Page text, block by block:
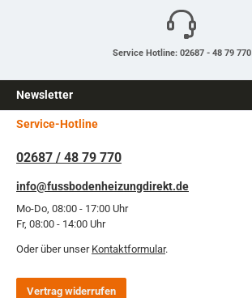
Service Hotline: 02687 - 48 79 770
Newsletter
Service-Hotline
02687 / 48 79 770
info@fussbodenheizungdirekt.de
Mo-Do, 08:00 - 17:00 Uhr
Fr, 08:00 - 14:00 Uhr
Oder über unser Kontaktformular.
Vertrag widerrufen